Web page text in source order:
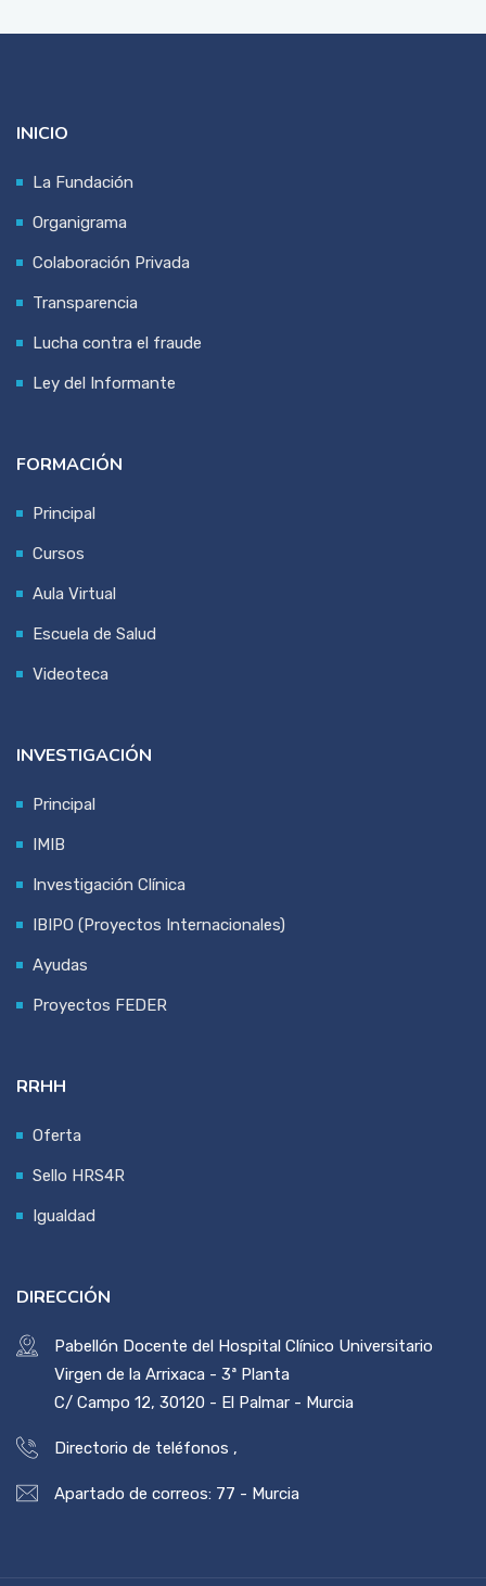
INICIO
La Fundación
Organigrama
Colaboración Privada
Transparencia
Lucha contra el fraude
Ley del Informante
FORMACIÓN
Principal
Cursos
Aula Virtual
Escuela de Salud
Videoteca
INVESTIGACIÓN
Principal
IMIB
Investigación Clínica
IBIPO (Proyectos Internacionales)
Ayudas
Proyectos FEDER
RRHH
Oferta
Sello HRS4R
Igualdad
DIRECCIÓN
Pabellón Docente del Hospital Clínico Universitario
Virgen de la Arrixaca - 3ª Planta
C/ Campo 12, 30120 - El Palmar - Murcia
Directorio de teléfonos ,
Apartado de correos: 77 - Murcia